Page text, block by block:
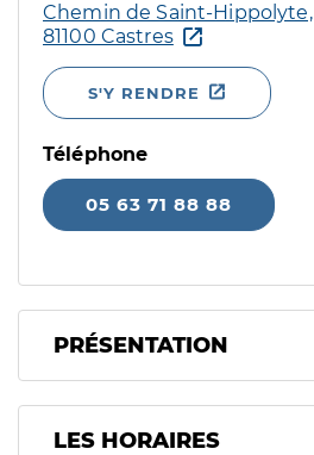
Chemin de Saint-Hippolyte,
81100 Castres
S'Y RENDRE
Téléphone
05 63 71 88 88
PRÉSENTATION
LES HORAIRES